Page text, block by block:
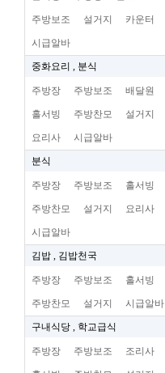
주방보조 설거지 카운터
시급알바
중화요리 , 분식
주방장 주방보조 배달원
홀서빙 주방찬모 설거지
요리사 시급알바
분식
주방장 주방보조 홀서빙
주방찬모 설거지 요리사
시급알바
김밥 , 김밥천국
주방장 주방보조 홀서빙
주방찬모 설거지 시급알바
구내식당 , 학교급식
주방장 주방보조 조리사